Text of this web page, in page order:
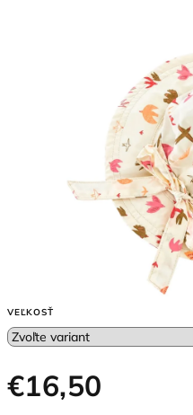
VEĽKOSŤ
€16,50
hviezdičiek.